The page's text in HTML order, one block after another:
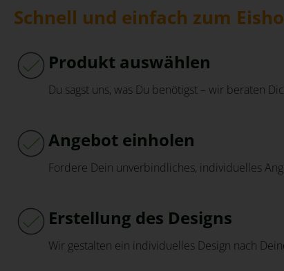
Schnell und einfach zum
Produkt auswählen
Du sagst uns, was Du benötigst – wir beraten
Angebot einholen
Fordere Dein unverbindliches, individuelles
Erstellung des Designs
Wir gestalten ein individuelles Design nach